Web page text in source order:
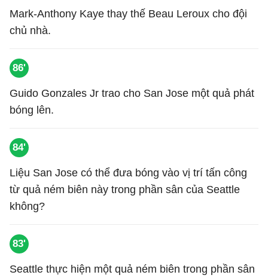
Mark-Anthony Kaye thay thế Beau Leroux cho đội
chủ nhà.
86'
Guido Gonzales Jr trao cho San Jose một quả phát
bóng lên.
84'
Liệu San Jose có thể đưa bóng vào vị trí tấn công
từ quả ném biên này trong phần sân của Seattle
không?
83'
Seattle thực hiện một quả ném biên trong phần sân